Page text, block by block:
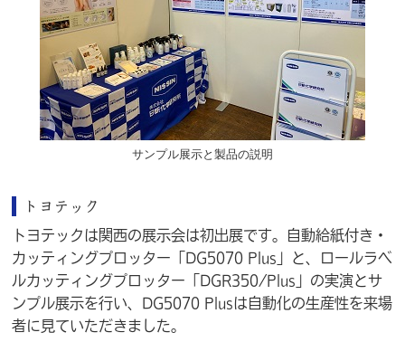
サンプル展示と製品の説明
トヨテック
トヨテックは関西の展示会は初出展です。自動給紙付き・
カッティングプロッター「DG5070 Plus」と、ロールラベ
ルカッティングプロッター「DGR350/Plus」の実演とサ
ンプル展示を行い、DG5070 Plusは自動化の生産性を来場
者に見ていただきました。